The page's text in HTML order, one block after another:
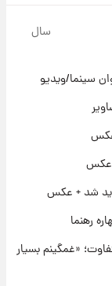
و زمان تحویل |
رسما تمام شد +
ها با رامین!
از حردانی به
سال
سینما/ویدیو
عکس
عکس
رهنما
«غمگینم بسیار